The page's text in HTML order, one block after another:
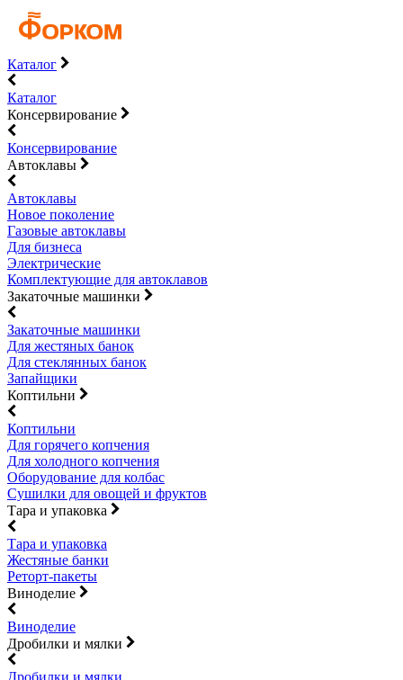
Каталог
Каталог
Консервирование
Консервирование
Автоклавы
Автоклавы
Новое поколение
Газовые автоклавы
Для бизнеса
Электрические
Комплектующие для автоклавов
Закаточные машинки
Закаточные машинки
Для жестяных банок
Для стеклянных банок
Запайщики
Коптильни
Коптильни
Для горячего копчения
Для холодного копчения
Оборудование для колбас
Сушилки для овощей и фруктов
Тара и упаковка
Тара и упаковка
Жестяные банки
Реторт-пакеты
Виноделие
Виноделие
Дробилки и мялки
Дробилки и мялки